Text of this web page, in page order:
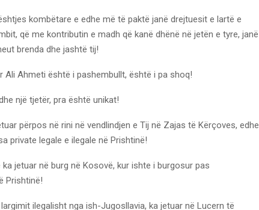
kombëtare e edhe më të paktë janë drejtuesit e lartë e
që me kontributin e madh që kanë dhënë në jetën e tyre, janë
brenda dhe jashtë tij!
Ali Ahmeti është i pashembullt, është i pa shoq!
një tjetër, pra është unikat!
përpos në rini në vendlindjen e Tij në Zajas të Kërçoves, edhe
private legale e ilegale në Prishtinë!
jetuar në burg në Kosovë, kur ishte i burgosur pas
Prishtinë!
ilegalisht nga ish-Jugosllavia, ka jetuar në Lucern të